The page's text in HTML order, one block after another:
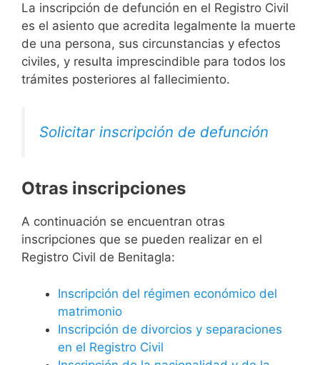
La inscripción de defunción en el Registro Civil
es el asiento que acredita legalmente la muerte
de una persona, sus circunstancias y efectos
civiles, y resulta imprescindible para todos los
trámites posteriores al fallecimiento.
Solicitar inscripción de defunción
Otras inscripciones
A continuación se encuentran otras
inscripciones que se pueden realizar en el
Registro Civil de Benitagla:
Inscripción del régimen económico del
matrimonio
Inscripción de divorcios y separaciones
en el Registro Civil